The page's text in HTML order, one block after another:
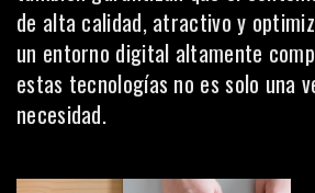
de alta calidad, atractivo y
un entorno digital altamente
estas tecnologías no es solo una
necesidad.